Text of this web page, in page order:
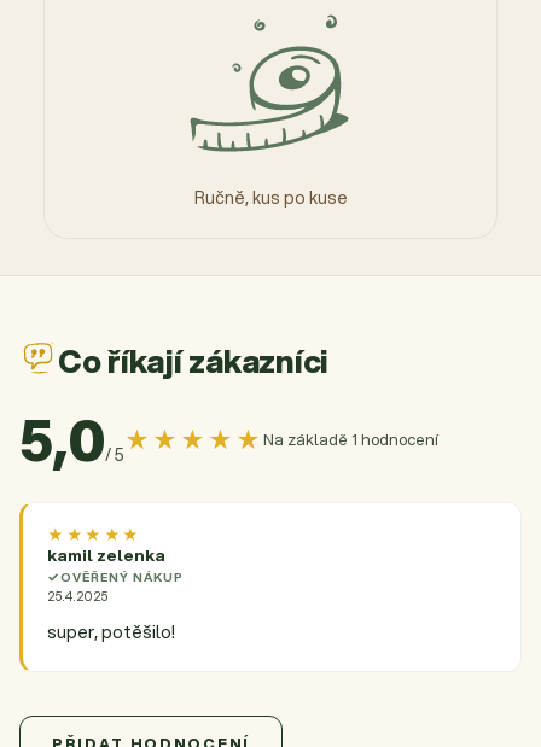
Ručně, kus po kuse
Co říkají zákazníci
5,0/ 5★★★★★Na základě 1 hodnocení
★★★★★
kamil zelenka
OVĚŘENÝ NÁKUP
25.4.2025
super, potěšilo!
Průměrné hodnocení produktu je 5,0 z 5 hvězdiček.
1 hodnocení